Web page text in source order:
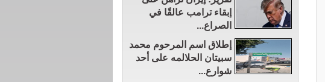
إبقاء ترامب عالقًا في
الصراع...
إطلاق اسم المرحوم محمد
سبيتان الحلالمه على أحد
شوارع...